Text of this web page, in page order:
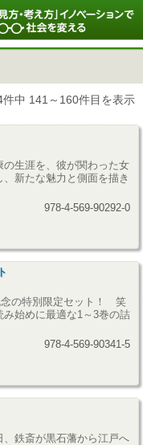
件中 141～160件目を表示
生涯を、彼が関わった女
新たな魅力と側面を描き
978-4-569-90292-0
念の特別限定セット！ 笑
始めに最適な1～3巻の詰
978-4-569-90341-5
鉄斎が黒石藩から江戸へ